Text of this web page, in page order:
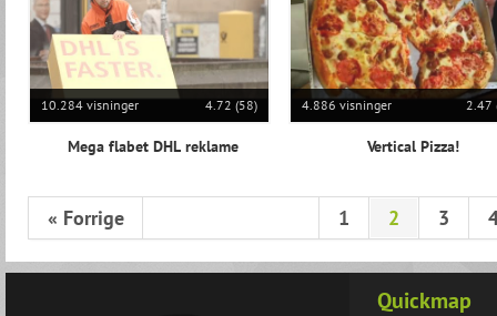
10.284 visninger 4.72 (58)
Mega flabet DHL reklame
4.886 visninger 2.47
Vertical Pizza!
« Forrige 1 2 3
Quickmap